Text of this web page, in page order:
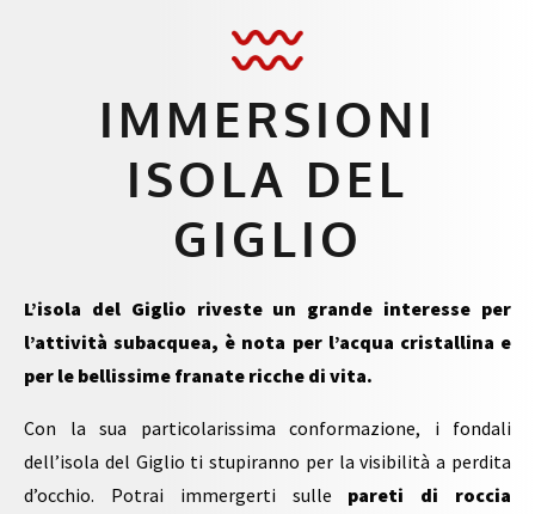
IMMERSIONI
ISOLA DEL
GIGLIO
L’isola del Giglio riveste un grande interesse per
l’attività subacquea, è nota per l’acqua cristallina e
per le bellissime franate ricche di vita.
Con la sua particolarissima conformazione, i fondali
dell’isola del Giglio ti stupiranno per la visibilità a perdita
d’occhio. Potrai immergerti sulle pareti di roccia